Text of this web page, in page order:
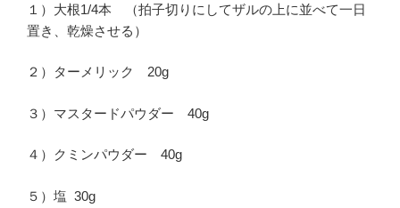
１）大根1/4本 （拍子切りにしてザルの上に並べて一日
置き、乾燥させる）
２）ターメリック 20g
３）マスタードパウダー 40g
４）クミンパウダー 40g
５）塩 30g